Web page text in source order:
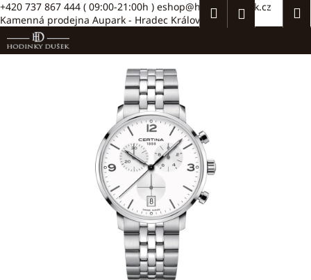
Přejít
na
+420 737 867 444 ( 09:00-21:00h ) eshop@hodinkydusek.cz
Kamenná prodejna Aupark - Hradec Králové >>
HledatPřihlášení
K
o
š
í
Zpět
Zpět